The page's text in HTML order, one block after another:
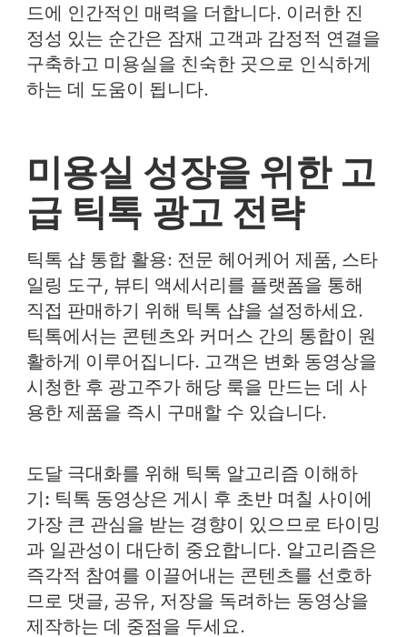
드에 인간적인 매력을 더합니다. 이러한 진
정성 있는 순간은 잠재 고객과 감정적 연결을
구축하고 미용실을 친숙한 곳으로 인식하게
하는 데 도움이 됩니다.
미용실 성장을 위한 고
급 틱톡 광고 전략
틱톡 샵 통합 활용: 전문 헤어케어 제품, 스타
일링 도구, 뷰티 액세서리를 플랫폼을 통해
직접 판매하기 위해 틱톡 샵을 설정하세요.
틱톡에서는 콘텐츠와 커머스 간의 통합이 원
활하게 이루어집니다. 고객은 변화 동영상을
시청한 후 광고주가 해당 룩을 만드는 데 사
용한 제품을 즉시 구매할 수 있습니다.
도달 극대화를 위해 틱톡 알고리즘 이해하
기: 틱톡 동영상은 게시 후 초반 며칠 사이에
가장 큰 관심을 받는 경향이 있으므로 타이밍
과 일관성이 대단히 중요합니다. 알고리즘은
즉각적 참여를 이끌어내는 콘텐츠를 선호하
므로 댓글, 공유, 저장을 독려하는 동영상을
제작하는 데 중점을 두세요.